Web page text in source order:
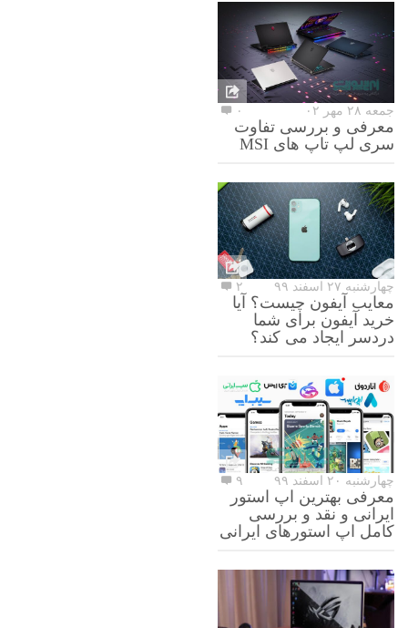
جمعه ۲۸ مهر ۰۲ ۰
معرفی و بررسی تفاوت
سری لپ تاپ های MSI
چهارشنبه ۲۷ اسفند ۹۹ ۲
معایب آیفون چیست؟ آیا
خرید آیفون برای شما
دردسر ایجاد می کند؟
چهارشنبه ۲۰ اسفند ۹۹ ۹
معرفی بهترین اپ استور
ایرانی و نقد و بررسی
کامل اپ استورهای ایرانی